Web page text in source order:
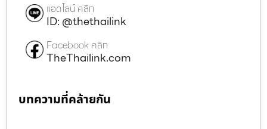
แอดไลน์ คลิก
ID: @thethailink
Facebook คลิก
TheThailink.com
บทความที่คล้ายกัน